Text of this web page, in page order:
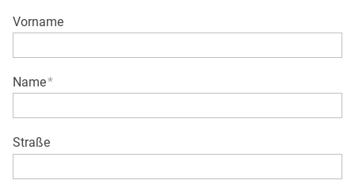
Vorname
Name*
Straße